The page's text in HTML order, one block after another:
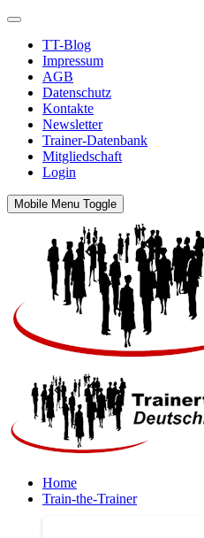
TT-Blog
Impressum
AGB
Datenschutz
Kontakte
Newsletter
Trainer-Datenbank
Mitgliedschaft
Login
Mobile Menu Toggle
Home
Train-the-Trainer